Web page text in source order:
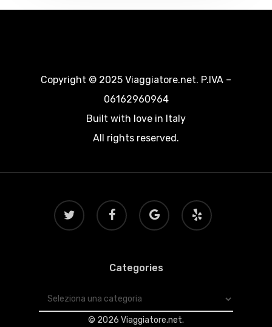
Copyright © 2025 Viaggiatore.net. P.IVA –
06162960964
Built with love in Italy
All rights reserved.
twitter facebook
google-
plus
yelp
Categories
Categories
© 2026 Viaggiatore.net.